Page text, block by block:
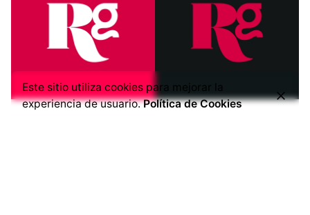
Este sitio utiliza cookies para mejorar la
experiencia de usuario.Política de Cookies